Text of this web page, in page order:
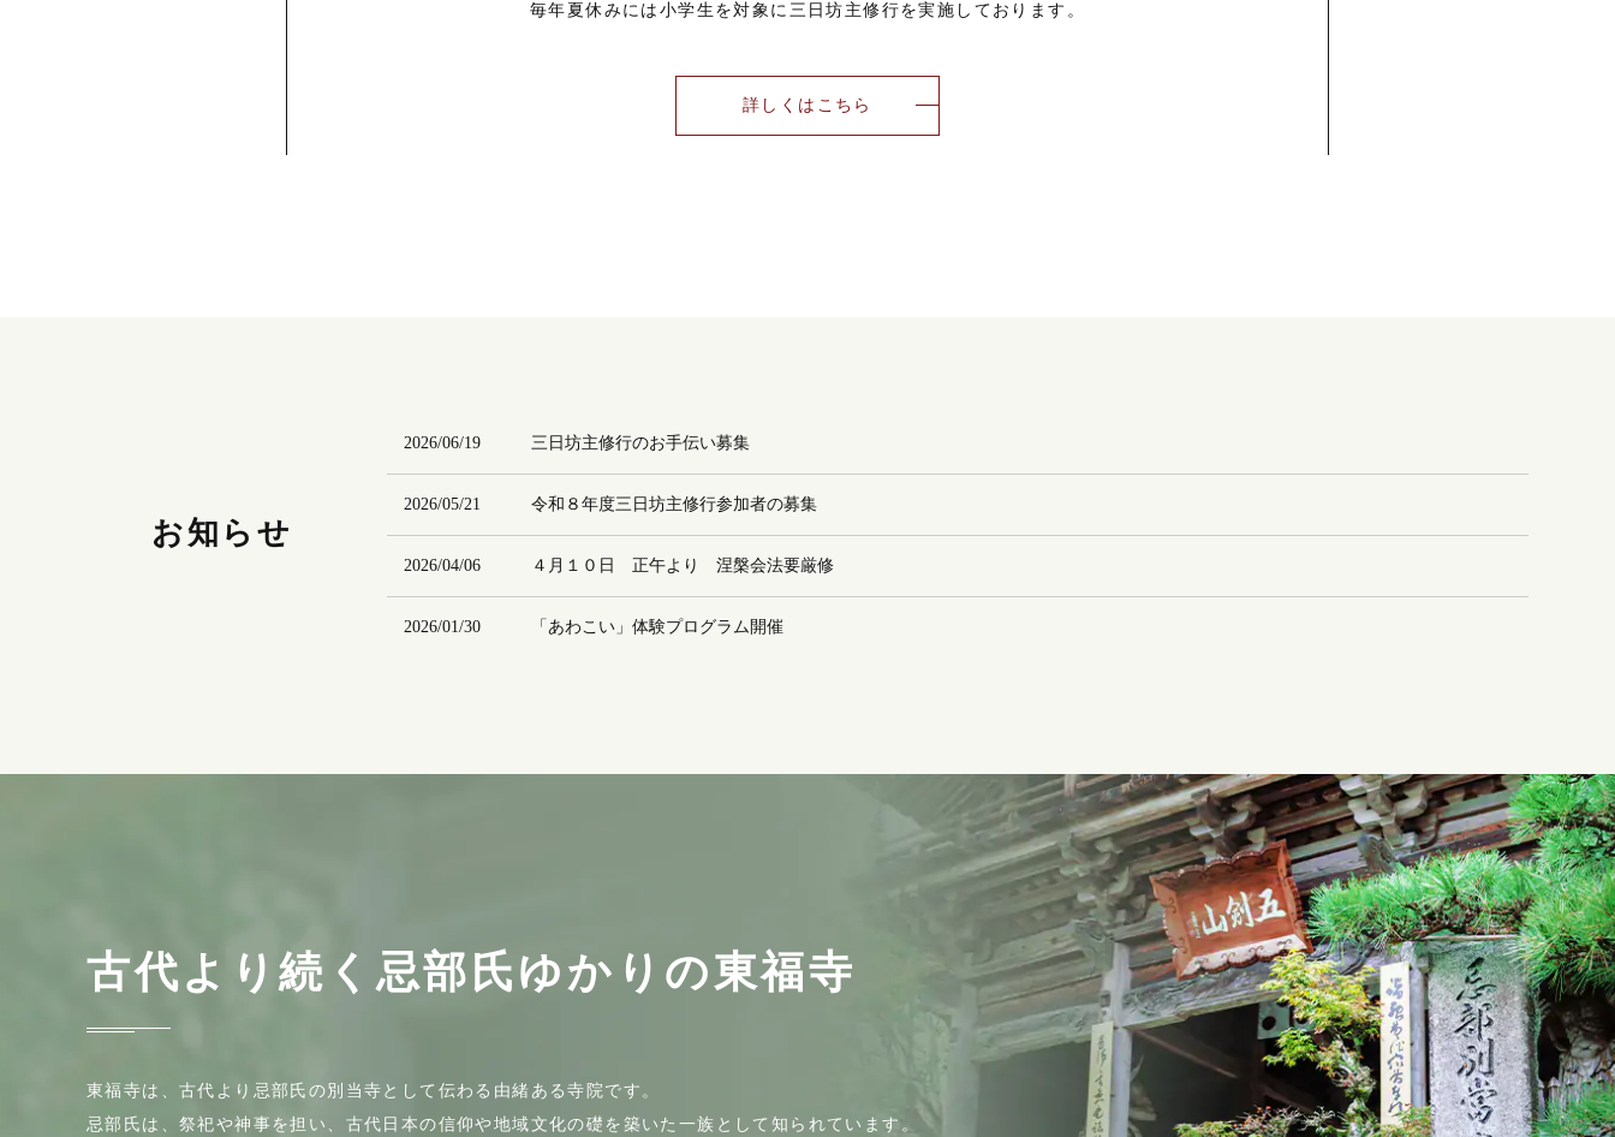
毎年夏休みには小学生を対象に三日坊主修行を実施しております。
詳しくはこちら
お知らせ
2026/06/19 三日坊主修行のお手伝い募集
2026/05/21 令和８年度三日坊主修行参加者の募集
2026/04/06 ４月１０日 正午より 涅槃会法要厳修
2026/01/30 「あわこい」体験プログラム開催
古代より続く 忌部氏ゆかりの東福寺
東福寺は、古代より忌部氏の別当寺として伝わる由緒ある寺院です。
忌部氏は、祭祀や神事を担い、古代日本の信仰や地域文化の礎を築いた一族として知られています。